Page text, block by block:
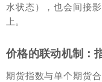
水状态），也会间接
上。
价格的联动机制：
期货指数与单个期货